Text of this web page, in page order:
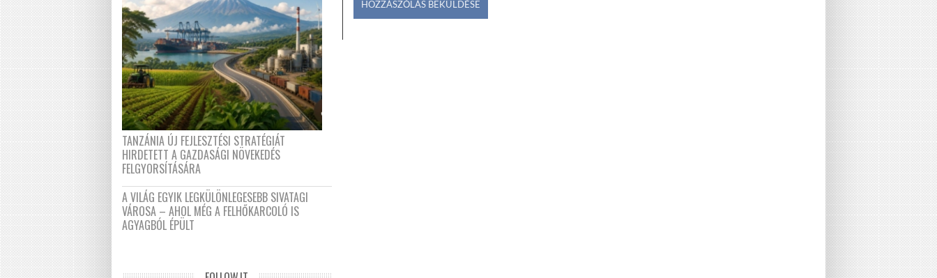
TANZÁNIA ÚJ FEJLESZTÉSI STRATÉGIÁT
HIRDETETT A GAZDASÁGI NÖVEKEDÉS
FELGYORSÍTÁSÁRA
A VILÁG EGYIK LEGKÜLÖNLEGESEBB SIVATAGI
VÁROSA – AHOL MÉG A FELHŐKARCOLÓ IS
AGYAGBÓL ÉPÜLT